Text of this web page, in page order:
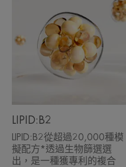
XERACALM
護理，作用於
方，可以中和
源。從使用的
助改善極乾性
生活品質。可
LIPID:B2
LIPID:B2從超過20,000種模
擬配方*透過生物篩選選
出，是一種獲專利的複合